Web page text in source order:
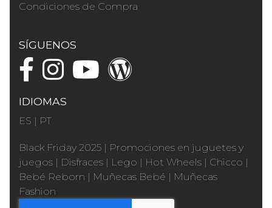
Condiciones de Compra
SÍGUENOS
IDIOMAS
ES | PT
Black Friday 2025 | Promociones en juguetes y
juegos | Disfraces | Lego | Hot Wheels | Chicco |
Bebé Reborn | Muñecas Bebé | Muñecas
Fashion